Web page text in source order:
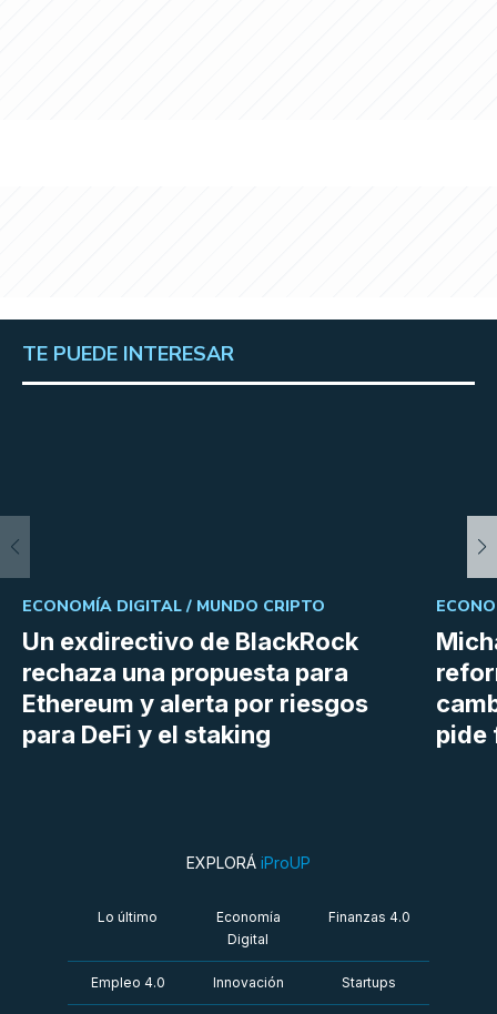
TE PUEDE INTERESAR
Un exdirectivo de BlackRock
rechaza una propuesta para
Ethereum y alerta por riesgos
para DeFi y el staking
ECONOMÍA DIGITAL / MUNDO CRIPTO
pide
EXPLORÁ iProUP
Lo último
Economía
Digital
Finanzas 4.0
Empleo 4.0 Innovación Startups